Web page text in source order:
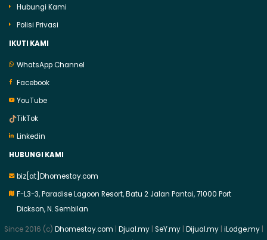
Hubungi Kami
Polisi Privasi
IKUTI KAMI
WhatsApp Channel
Facebook
YouTube
TikTok
Linkedin
HUBUNGI KAMI
biz[at]Dhomestay.com
F-L3-3, Paradise Lagoon Resort, Batu 2 Jalan Pantai, 71000 Port
Dickson, N. Sembilan
Since 2016 (c) Dhomestay.com Djual.my| SeY.my| Dijual.my| iLodge.my|